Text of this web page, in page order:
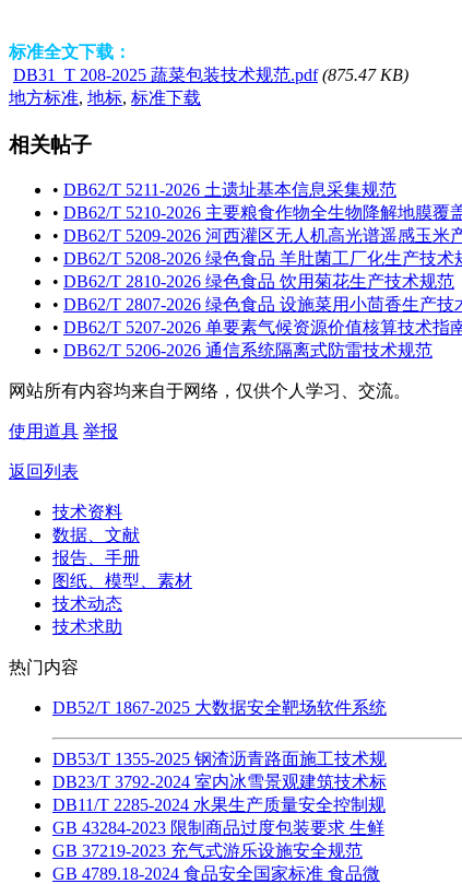
标准全文下载：
DB31_T 208-2025 蔬菜包装技术规范.pdf (875.47 KB)
地方标准, 地标, 标准下载
相关帖子
• DB62/T 5211-2026 土遗址基本信息采集规范
• DB62/T 5210-2026 主要粮食作物全生物降解地膜覆
• DB62/T 5209-2026 河西灌区无人机高光谱遥感玉米
• DB62/T 5208-2026 绿色食品 羊肚菌工厂化生产技术
• DB62/T 2810-2026 绿色食品 饮用菊花生产技术规范
• DB62/T 2807-2026 绿色食品 设施菜用小茴香生产技
• DB62/T 5207-2026 单要素气候资源价值核算技术指
• DB62/T 5206-2026 通信系统隔离式防雷技术规范
网站所有内容均来自于网络，仅供个人学习、交流。
使用道具 举报
返回列表
技术资料
数据、文献
报告、手册
图纸、模型、素材
技术动态
技术求助
热门内容
DB52/T 1867-2025 大数据安全靶场软件系统
DB53/T 1355-2025 钢渣沥青路面施工技术规
DB23/T 3792-2024 室内冰雪景观建筑技术标
DB11/T 2285-2024 水果生产质量安全控制规
GB 43284-2023 限制商品过度包装要求 生鲜
GB 37219-2023 充气式游乐设施安全规范
GB 4789.18-2024 食品安全国家标准 食品微